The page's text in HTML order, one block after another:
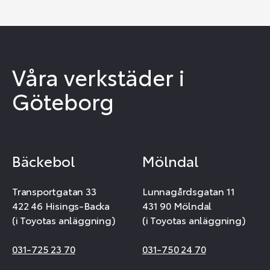
Våra verkstäder i
Göteborg
Bäckebol
Transportgatan 33
422 46 Hisings-Backa
(i Toyotas anläggning)
031-725 23 70
Mölndal
Lunnagårdsgatan 11
431 90 Mölndal
(i Toyotas anläggning)
031-750 24 70